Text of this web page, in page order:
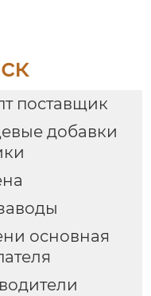
поставщик
добавки
основная